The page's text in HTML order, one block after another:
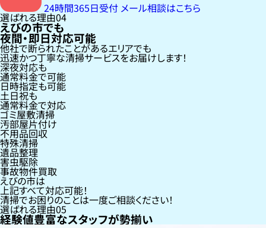
24時間365日受付 メール相談はこちら
選ばれる理由04
えびの市でも
夜間・即日対応可能
他社で断られたことがあるエリアでも
迅速かつ丁寧な清掃サービスをお届けします！
深夜対応も
通常料金で可能
日時指定も可能
土日祝も
通常料金で対応
ゴミ屋敷清掃
汚部屋片付け
不用品回収
特殊清掃
遺品整理
害虫駆除
事故物件買取
えびの市は
上記すべて対応可能！
清掃でお困りのことは一度ご相談ください！
選ばれる理由05
経験値豊富なスタッフが勢揃い